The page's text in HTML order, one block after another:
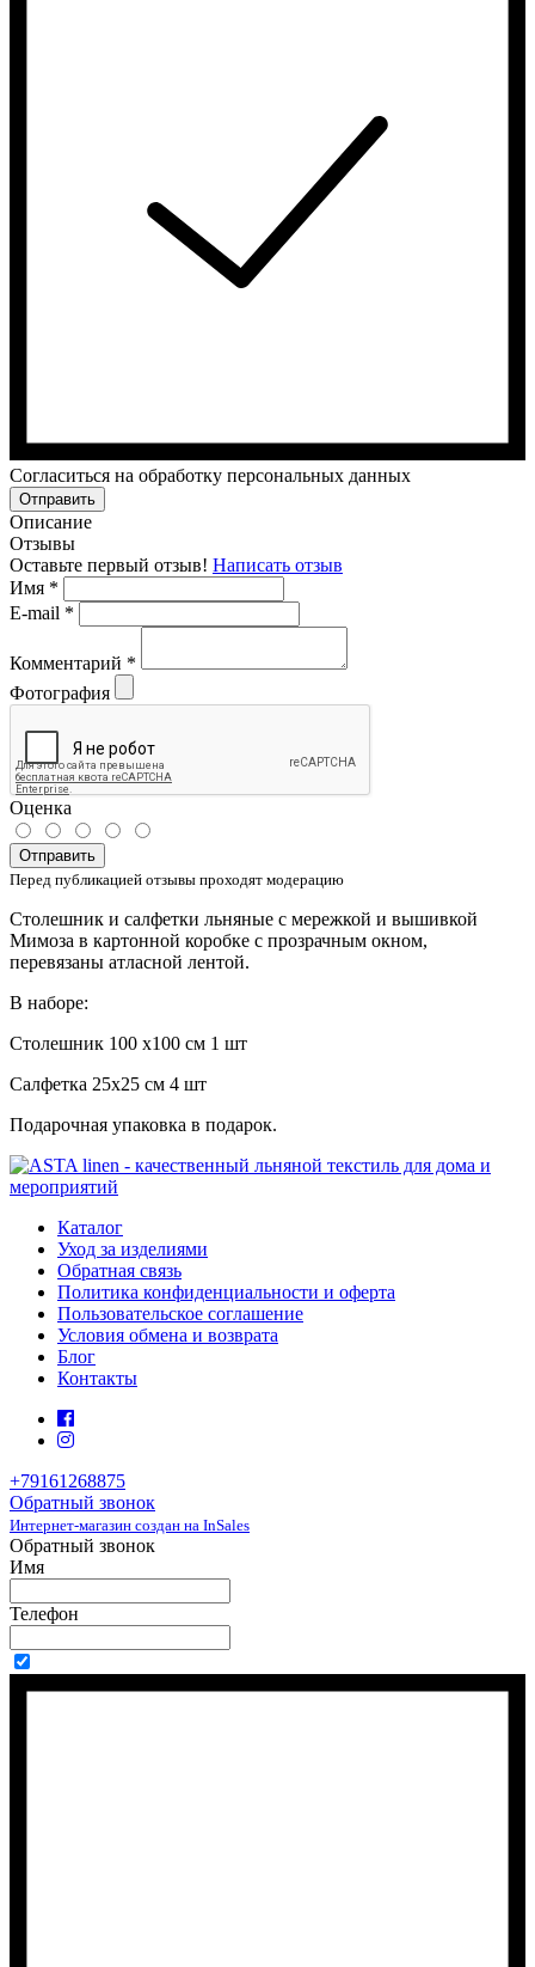
Cогласиться на обработку персональных данных
Отправить
Описание
Отзывы
Оставьте первый отзыв! Написать отзыв
Имя *
E-mail *
Комментарий *
Фотография
Оценка
Отправить
Перед публикацией отзывы проходят модерацию
Столешник и салфетки льняные с мережкой и вышивкой
Мимоза в картонной коробке с прозрачным окном,
перевязаны атласной лентой.
В наборе:
Столешник 100 х100 см 1 шт
Салфетка 25х25 см 4 шт
Подарочная упаковка в подарок.
Каталог
Уход за изделиями
Обратная связь
Политика конфиденциальности и оферта
Пользовательское соглашение
Условия обмена и возврата
Блог
Контакты
+79161268875
Обратный звонок
Интернет-магазин создан на InSales
Обратный звонок
Имя
Телефон